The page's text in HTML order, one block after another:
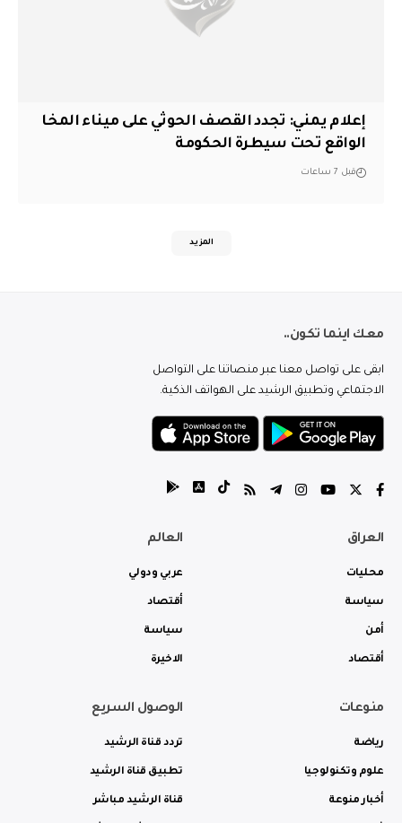
إعلام يمني: تجدد القصف الحوثي على ميناء المخا
الواقع تحت سيطرة الحكومة
قبل 7 ساعات
المزيد
معك اينما تكون..
ابقى على تواصل معنا عبر منصاتنا على التواصل
الاجتماعي وتطبيق الرشيد على الهواتف الذكية.
العراق
محليات
سياسة
أمن
أقتصاد
العالم
عربي ودولي
أقتصاد
سياسة
الاخيرة
منوعات
رياضة
علوم وتكنولوجيا
أخبار منوعة
الوصول السريع
تردد قناة الرشيد
تطبيق قناة الرشيد
قناة الرشيد مباشر